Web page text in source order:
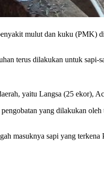
mulut dan kuku (PMK)
terus dilakukan untuk sapi-
yaitu Langsa (25 ekor),
yang dilakukan
masuknya sapi yang terkena